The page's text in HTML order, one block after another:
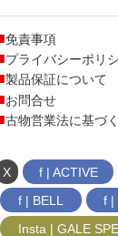
免責事項
プライバシーポリ
製品保証について
お問合せ
古物営業法に基づ
X f | ACTIVE
f | BELL
f |
Insta | GALE